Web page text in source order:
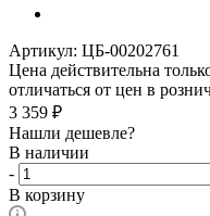
Артикул: ЦБ-00202761
Цена действительна
отличаться от цен в
3 359 ₽
Нашли дешевле?
В наличии
-
В корзину